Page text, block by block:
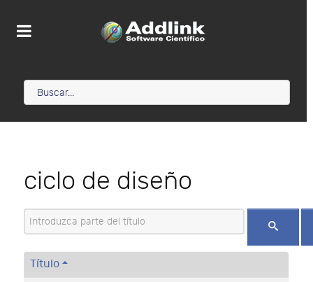
ciclo de diseño
Introduzca parte del título
Título